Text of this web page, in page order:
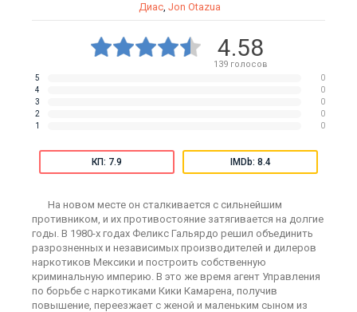
Диас, Jon Otazua
4.58
139голосов
5
0
4
0
3
0
2
0
1
0
КП: 7.9 IMDb: 8.4
На новом месте он сталкивается с сильнейшим
противником, и их противостояние затягивается на долгие
годы. В 1980-х годах Феликс Гальярдо решил объединить
разрозненных и независимых производителей и дилеров
наркотиков Мексики и построить собственную
криминальную империю. В это же время агент Управления
по борьбе с наркотиками Кики Камарена, получив
повышение, переезжает с женой и маленьким сыном из